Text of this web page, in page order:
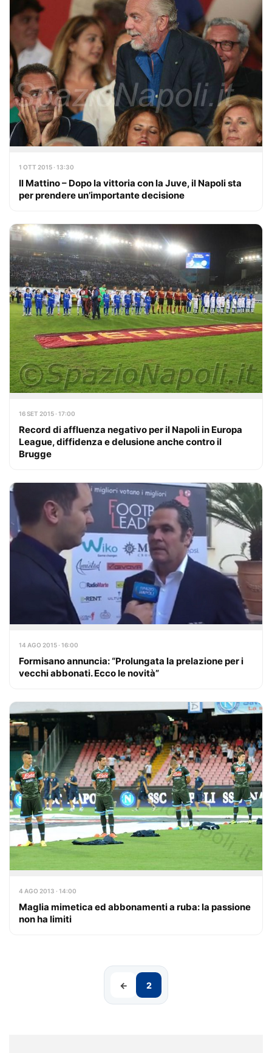
1 OTT 2015 · 13:30
Il Mattino – Dopo la vittoria con la Juve, il Napoli sta
per prendere un’importante decisione
16 SET 2015 · 17:00
Record di affluenza negativo per il Napoli in Europa
League, diffidenza e delusione anche contro il
Brugge
14 AGO 2015 · 16:00
Formisano annuncia: “Prolungata la prelazione per i
vecchi abbonati. Ecco le novità”
4 AGO 2013 · 14:00
Maglia mimetica ed abbonamenti a ruba: la passione
non ha limiti
← 2